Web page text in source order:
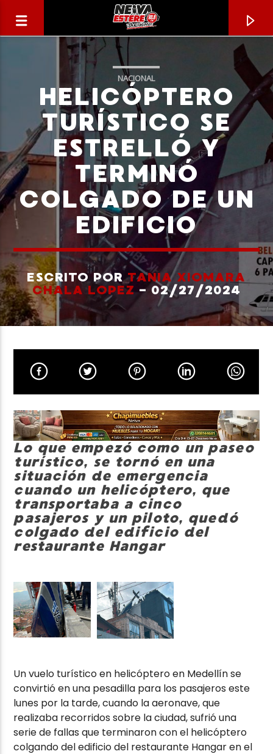
CANCIÓN ACTUAL
TÍTULO
ARTISTA
Neiva Estereo
NACIONAL
HELICÓPTERO
TURÍSTICO SE
ESTRELLÓ Y
TERMINÓ
COLGADO DE UN
EDIFICIO
ESCRITO PORTANIA XIOMARA
CHALA LOPEZ - 02/27/2024
Lo que empezó como un paseo
turístico, se tornó en una
situación de emergencia
cuando un helicóptero, que
transportaba a cinco
pasajeros y un piloto, quedó
colgado del edificio del
restaurante Hangar
Un vuelo turístico en helicóptero en Medellín se
convirtió en una pesadilla para los pasajeros este
lunes por la tarde, cuando la aeronave, que
realizaba recorridos sobre la ciudad, sufrió una
serie de fallas que terminaron con el helicóptero
colgando del edificio del restaurante Hangar en el